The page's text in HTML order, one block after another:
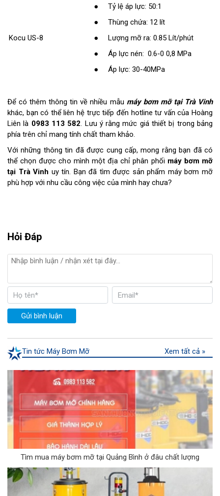
Kocu US-8
● Tỷ lệ áp lực: 50:1
● Thùng chứa: 12 lít
● Lượng mỡ ra: 0.85 Lít/phút
● Áp lực nén: 0.6-0 0,8 MPa
● Áp lực: 30-40MPa
Để có thêm thông tin về nhiều mẫu máy bơm mỡ tại Trà Vinh
khác, bạn có thể liên hệ trực tiếp đến hotline tư vấn của Hoàng
Liên là 0983 113 582. Lưu ý rằng mức giá thiết bị trong bảng
phía trên chỉ mang tính chất tham khảo.
Với những thông tin đã được cung cấp, mong rằng bạn đã có
thể chọn được cho mình một địa chỉ phân phối máy bơm mỡ
tại Trà Vinh uy tín. Bạn đã tìm được sản phẩm máy bơm mỡ
phù hợp với nhu cầu công việc của mình hay chưa?
Hỏi Đáp
Gửi bình luận
Tin tức Máy Bơm Mỡ Xem tất cả »
Tìm mua máy bơm mỡ tại Quảng Bình ở đâu chất lượng